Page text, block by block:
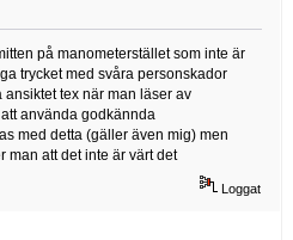
på manometerstället som inte är
trycket med svåra personskador
tex när man läser av
använda godkännda
med detta (gäller även mig) men
man att det inte är värt det
Loggat